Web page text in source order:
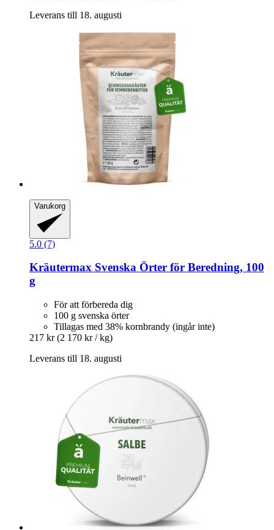
Leverans till 18. augusti
Varukorg
5.0 (7)
Kräutermax Svenska Örter för Beredning, 100
g
För att förbereda dig
100 g svenska örter
Tillagas med 38% kornbrandy (ingår inte)
217 kr (2 170 kr / kg)
Leverans till 18. augusti